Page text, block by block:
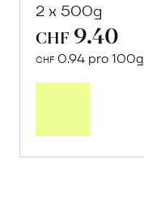
2 x 500g
CHF 9.40
CHF 0.94 pro 100g